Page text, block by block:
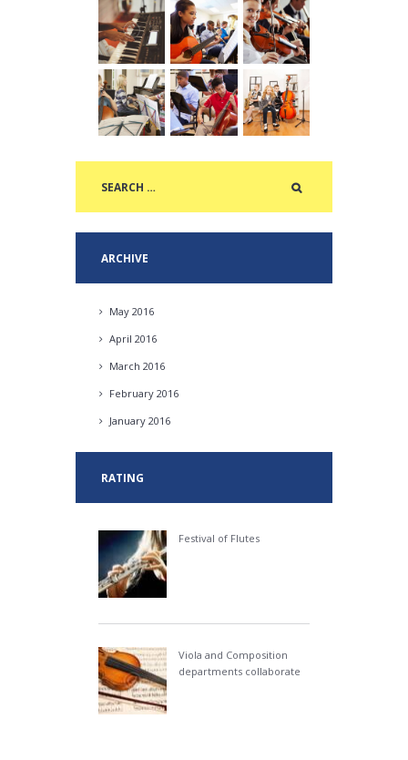
ARCHIVE
May2016
April2016
March2016
February2016
January2016
RATING
Festival of Flutes
Viola and Composition
departments collaborate